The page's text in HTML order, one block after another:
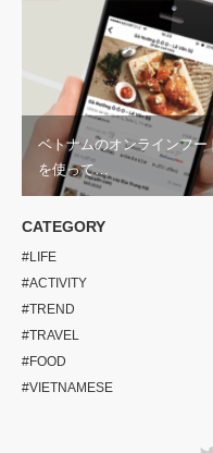
ベトナムのオンラインフ
を使って…
CATEGORY
#LIFE
#ACTIVITY
#TREND
#TRAVEL
#FOOD
#VIETNAMESE